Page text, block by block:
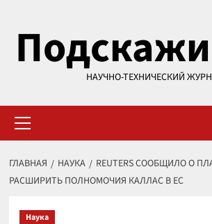
содержимому
НАУЧНО-ТЕХНИЧЕСКИЙ
меню
ГЛАВНАЯ НАУКА
REUTERS СООБЩИЛО О
РАСШИРИТЬ ПОЛНОМОЧИЯ КАЛЛАС В ЕС
Наука